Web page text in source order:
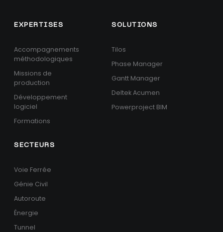
EXPERTISES
Accompagnements
méthodologiques
Missions de
production
Développement
logiciel
Formations
SOLUTIONS
Tilos
Phase Manager
Gantt Manager
Deltek Acumen
Powerproject BIM
SECTEURS
Voie Ferrée
Génie Civil
Autoroute
Énergie
Tunnel